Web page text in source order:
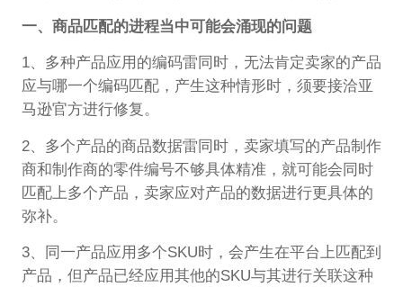
一、商品匹配的进程当中可能会涌现的问题
1、多种产品应用的编码雷同时，无法肯定卖家的产品
应与哪一个编码匹配，产生这种情形时，须要接洽亚
马逊官方进行修复。
2、多个产品的商品数据雷同时，卖家填写的产品制作
商和制作商的零件编号不够具体精准，就可能会同时
匹配上多个产品，卖家应对产品的数据进行更具体的
弥补。
3、同一产品应用多个SKU时，会产生在平台上匹配到
产品，但产品已经应用其他的SKU与其进行关联这种